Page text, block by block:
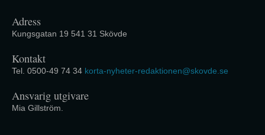
Adress
Kungsgatan 19 541 31 Skövde
Kontakt
Tel. 0500-49 74 34 korta-nyheter-redaktionen@skovde.se
Ansvarig utgivare
Mia Gillström.